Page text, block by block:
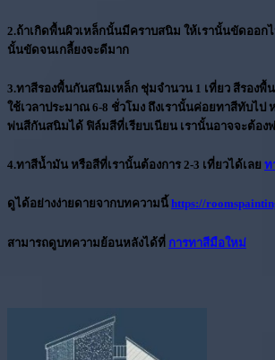
2.ถ้าเกิดพื้นผิวเหล็กนั้นมีคราบสนิม ให้เรานั้นขัดออกไ
นั้นขัดจนเกลี้ยงจะดีมาก
3.ทาสีรองพื้นกันสนิมเหล็ก ชุ่มจำนวน 1 เที่ยว สีรองพื้
ใช้เวลาประมาณ 6-8 ชั่วโมง ถึงเรานั้นค่อยทาสีทับไป
พ่นสีกันสนิมได้ ฟิล์มสีที่เรียบเนียน เรานั้นอาจจะต้อง
4.ทาสีน้ำมัน หรือสีที่เรานั้นต้องการ 2-3 เที่ยวได้เลย ท
ดูได้อย่างง่ายดายจากบทความนี้ https://
สามารถดูบทความย้อนหลังได้ที่ การทาสีมือใหม่